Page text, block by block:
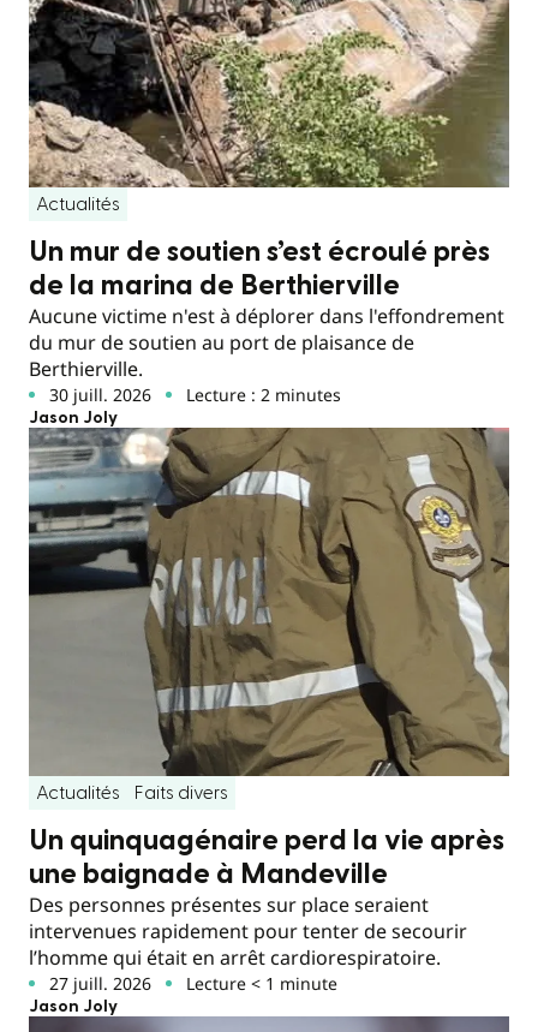
Actualités
Un mur de soutien s’est écroulé près
de la marina de Berthierville
Aucune victime n'est à déplorer dans l'effondrement
du mur de soutien au port de plaisance de
Berthierville.
30 juill. 2026 Lecture : 2 minutes
Jason Joly
Actualités Faits divers
Un quinquagénaire perd la vie après
une baignade à Mandeville
Des personnes présentes sur place seraient
intervenues rapidement pour tenter de secourir
l’homme qui était en arrêt cardiorespiratoire.
27 juill. 2026 Lecture < 1 minute
Jason Joly